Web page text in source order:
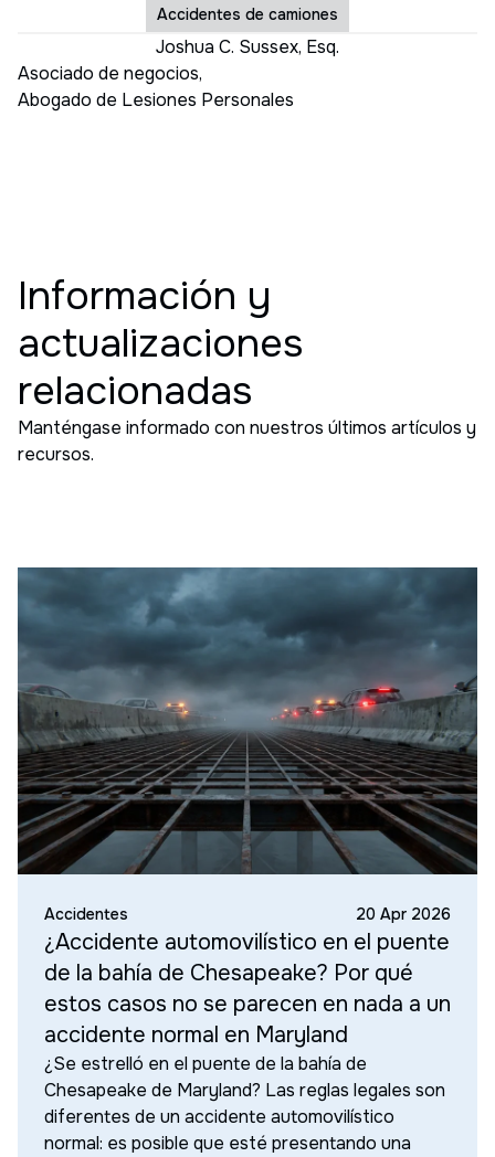
Accidentes de camiones
Joshua C. Sussex, Esq.
Asociado de negocios,
Abogado de Lesiones Personales
Información y
actualizaciones
relacionadas
Manténgase informado con nuestros últimos artículos y
recursos.
Accidentes 20 Apr 2026
¿Accidente automovilístico en el puente
de la bahía de Chesapeake? Por qué
estos casos no se parecen en nada a un
accidente normal en Maryland
¿Se estrelló en el puente de la bahía de
Chesapeake de Maryland? Las reglas legales son
diferentes de un accidente automovilístico
normal: es posible que esté presentando una